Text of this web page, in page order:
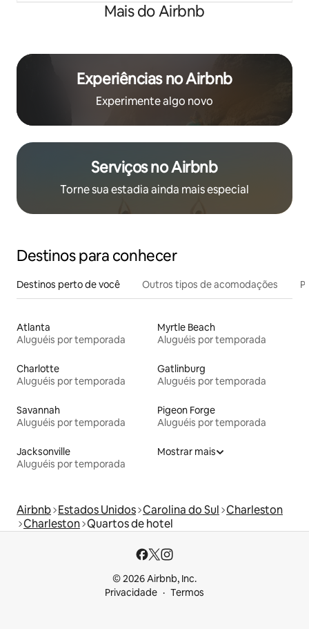
Mais do Airbnb
Experiências no Airbnb
Experimente algo novo
Serviços no Airbnb
Torne sua estadia ainda mais especial
Destinos para conhecer
Destinos perto de você Outros tipos de acomodações
Atlanta
Aluguéis por temporada
Myrtle Beach
Aluguéis por temporada
Charlotte
Aluguéis por temporada
Gatlinburg
Aluguéis por temporada
Savannah
Aluguéis por temporada
Pigeon Forge
Aluguéis por temporada
Jacksonville
Aluguéis por temporada
Mostrar mais
Airbnb Estados Unidos Carolina do Sul Charleston
Charleston Quartos de hotel
© 2026 Airbnb, Inc.
Privacidade
Termos